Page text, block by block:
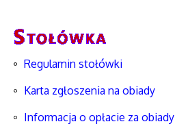
Regulamin stołówki
Karta zgłoszenia na obiady
Informacja o opłacie za obiady